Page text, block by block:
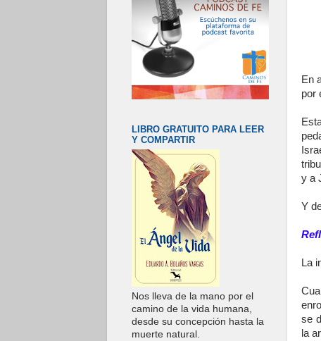
En
por
y a
Y
La
se
la
LIBRO GRATUITO PARA LEER
Y COMPARTIR
Nos lleva de la mano por el
camino de la vida humana,
desde su concepción hasta la
muerte natural.